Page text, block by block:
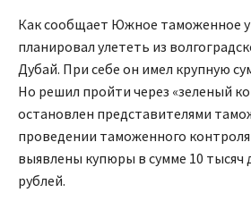
Как сообщает Южное таможенное
планировал улететь из
Дубай. При себе он имел крупную
Но решил пройти через «зеленый
остановлен представителями
проведении таможенного
выявлены купюры в сумме 10 тысяч
рублей.